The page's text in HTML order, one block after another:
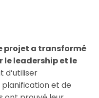
projet a transformé
le leadership et le
d’utiliser
et de